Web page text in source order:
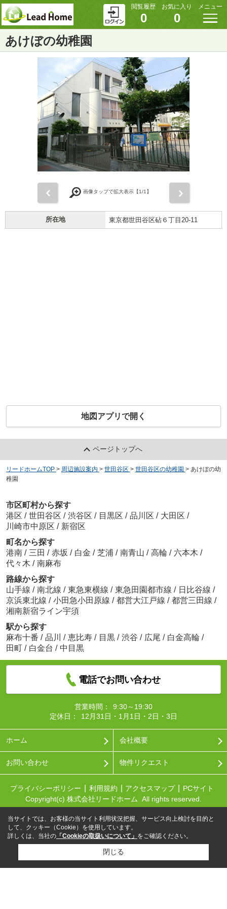
閲覧履歴
0
お気に入り
0
メニュー
あけぼの幼稚園
画像タップで拡大表示【1/1】
所在地 東京都世田谷区砧６丁目20-11
地図アプリで開く
ページトップへ
リードホームTOP > 周辺施設案内 > 世田谷区 > 世田谷区の幼稚園 > あけぼの幼
稚園
市区町村から探す
港区 / 世田谷区 / 渋谷区 / 目黒区 / 品川区 / 大田区 /
川崎市中原区 / 新宿区
町名から探す
港南 / 三田 / 赤坂 / 白金 / 芝浦 / 南青山 / 高輪 / 六本木 /
代々木 / 南麻布
路線から探す
山手線 / 南北線 / 東急東横線 / 東急田園都市線 / 日比谷線 /
京浜東北線 / 小田急小田原線 / 都営大江戸線 / 都営三田線 /
湘南新宿ライン宇須
駅から探す
麻布十番 / 品川 / 恵比寿 / 目黒 / 渋谷 / 広尾 / 白金高輪 /
田町 / 白金台 / 中目黒
電話でお問い合わせ
営業時間：
9:30～19:30
定休日：
12月31日・1月1日・2日・3日
ホーム 会社概要
お問い合わせ 物件リクエスト
プライバシーポリシー 利用規約 アクセスマップ
PCサイト
Copyright(c) 株式会社リードホーム All rights reserved.
当サイトでは、お客様の当サイト利用状況把握、サービス向上検討を目的と
して、クッキー（Cookie）を使用しています。
詳しくは、当社の 「Cookieの取扱いについて」 をご確認ください。
閉じる